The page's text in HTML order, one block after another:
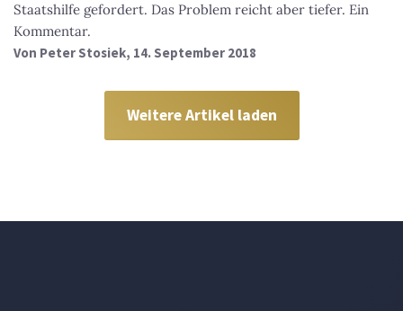
Staatshilfe gefordert. Das Problem reicht aber tiefer. Ein
Kommentar.
Von Peter Stosiek, 14. September 2018
Weitere Artikel laden